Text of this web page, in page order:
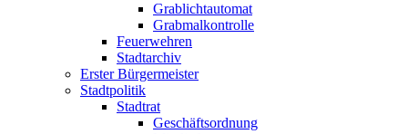
Grablichtautomat
Grabmalkontrolle
Feuerwehren
Stadtarchiv
Erster Bürgermeister
Stadtpolitik
Stadtrat
Geschäftsordnung